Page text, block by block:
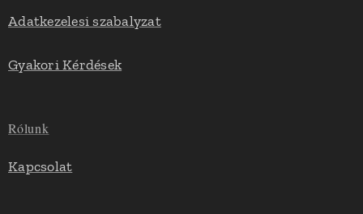
Adatkezelesi szabalyzat
Gyakori Kérdések
Rólunk
Kapcsolat